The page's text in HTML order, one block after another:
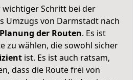
wichtiger Schritt bei der
Umzugs von Darmstadt nach
Planung der Routen. Es ist
zu wählen, die sowohl sicher
ist. Es ist auch ratsam,
dass die Route frei von